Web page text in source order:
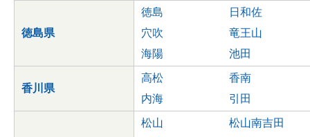
徳島県
徳島
日和佐
穴吹
竜王山
海陽
池田
香川県
高松
香南
内海
引田
松山
松山南吉田